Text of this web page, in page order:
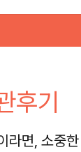
후기
라면, 소중